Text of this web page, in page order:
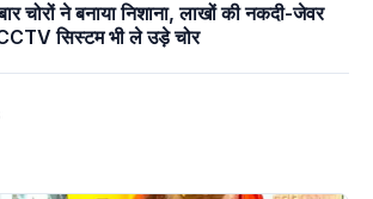
चोरों ने बनाया निशाना, लाखों की नकदी-जेवर
सिस्टम भी ले उड़े चोर